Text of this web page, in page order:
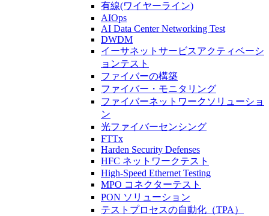
有線(ワイヤーライン)
AIOps
AI Data Center Networking Test
DWDM
イーサネットサービスアクティベーシ
ョンテスト
ファイバーの構築
ファイバー・モニタリング
ファイバーネットワークソリューショ
ン
光ファイバーセンシング
FTTx
Harden Security Defenses
HFC ネットワークテスト
High-Speed Ethernet Testing
MPO コネクターテスト
PON ソリューション
テストプロセスの自動化（TPA）